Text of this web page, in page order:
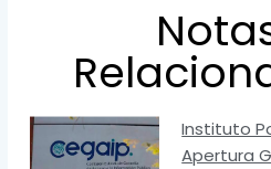
Instituto
Apertura